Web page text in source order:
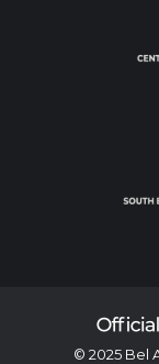
© 2025 Bel